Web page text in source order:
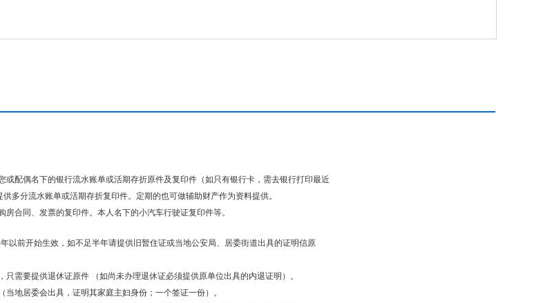
或配偶名下的银行流水账单或活期存折原件及复印件（如只有银行卡，需去银行打印最近
多分流水账单或活期存折复印件。定期的也可做辅助财产作为资料提供。
房合同、发票的复印件。本人名下的小汽车行驶证复印件等。
以前开始生效，如不足半年请提供旧暂住证或当地公安局、居委街道出具的证明信原
只需要提供退休证原件 （如尚未办理退休证必须提供原单位出具的内退证明）。
当地居委会出具，证明其家庭主妇身份；一个签证一份）。